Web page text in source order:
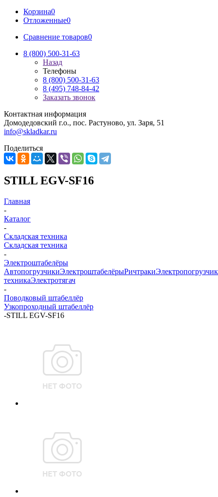
Корзина0
Отложенные0
Сравнение товаров0
8 (800) 500-31-63
Назад
Телефоны
8 (800) 500-31-63
8 (495) 748-84-42
Заказать звонок
Контактная информация
Домодедовский г.о., пос. Растуново, ул. Заря, 51
info@skladkar.ru
Поделиться
STILL EGV-SF16
Главная
-
Каталог
-
Складская техника
Складская техника
-
Электроштабелёры
АвтопогрузчикиЭлектроштабелёрыРичтраки
техникаЭлектротягач
-
Поводковый штабеллёр
Узкопроходный штабеллёр
-STILL EGV-SF16